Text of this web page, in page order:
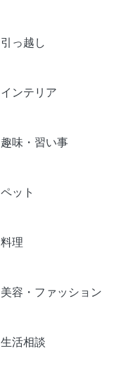
引っ越し
インテリア
趣味・習い事
ペット
料理
美容・ファッション
生活相談